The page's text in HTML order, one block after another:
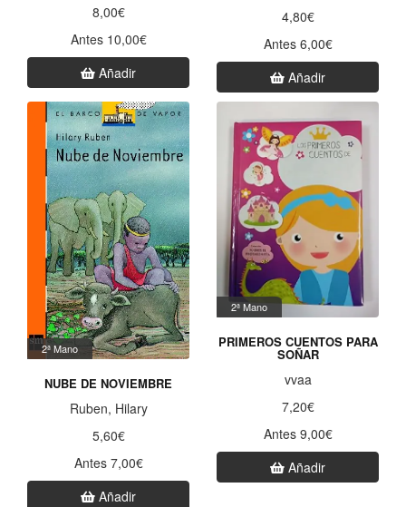
8,00€
Antes 10,00€
Añadir
4,80€
Antes 6,00€
Añadir
2ª Mano
NUBE DE NOVIEMBRE
Ruben, Hilary
5,60€
Antes 7,00€
Añadir
2ª Mano
PRIMEROS CUENTOS PARA
SOÑAR
vvaa
7,20€
Antes 9,00€
Añadir